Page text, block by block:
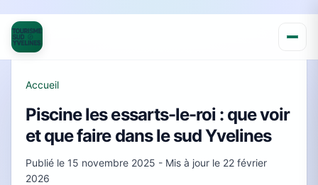
Accueil
Piscine les essarts-le-roi : que voir
et que faire dans le sud Yvelines
Publié le 15 novembre 2025 - Mis à jour le 22 février
2026